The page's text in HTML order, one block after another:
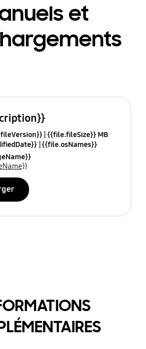
et
{{file.fileSize}} MB
{{file.osNames}}